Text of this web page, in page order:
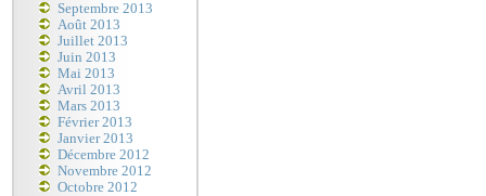
Septembre 2013
Août 2013
Juillet 2013
Juin 2013
Mai 2013
Avril 2013
Mars 2013
Février 2013
Janvier 2013
Décembre 2012
Novembre 2012
Octobre 2012